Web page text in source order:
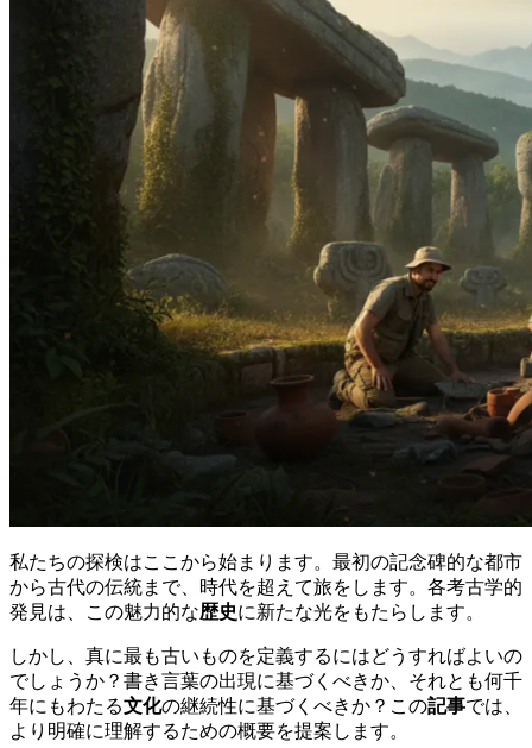
私たちの探検はここから始まります。最初の記念碑的な都市
から古代の伝統まで、時代を超えて旅をします。各考古学的
発見は、この魅力的な歴史に新たな光をもたらします。
しかし、真に最も古いものを定義するにはどうすればよいの
でしょうか？書き言葉の出現に基づくべきか、それとも何千
年にもわたる文化の継続性に基づくべきか？この記事では、
より明確に理解するための概要を提案します。